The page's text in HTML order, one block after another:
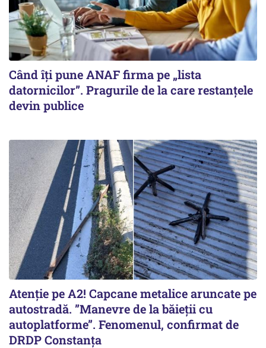
Când îți pune ANAF firma pe „lista
datornicilor”. Pragurile de la care restanțele
devin publice
Atenție pe A2! Capcane metalice aruncate pe
autostradă. ”Manevre de la băieții cu
autoplatforme”. Fenomenul, confirmat de
DRDP Constanța